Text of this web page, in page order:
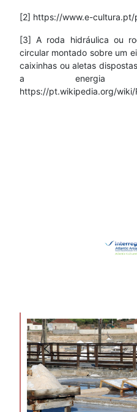
[2] https://www.e-cultura.pt/
[3] A roda hidráulica ou
circular montado sobre um
caixinhas ou aletas
a energia
https://pt.wikipedia.org/wiki/